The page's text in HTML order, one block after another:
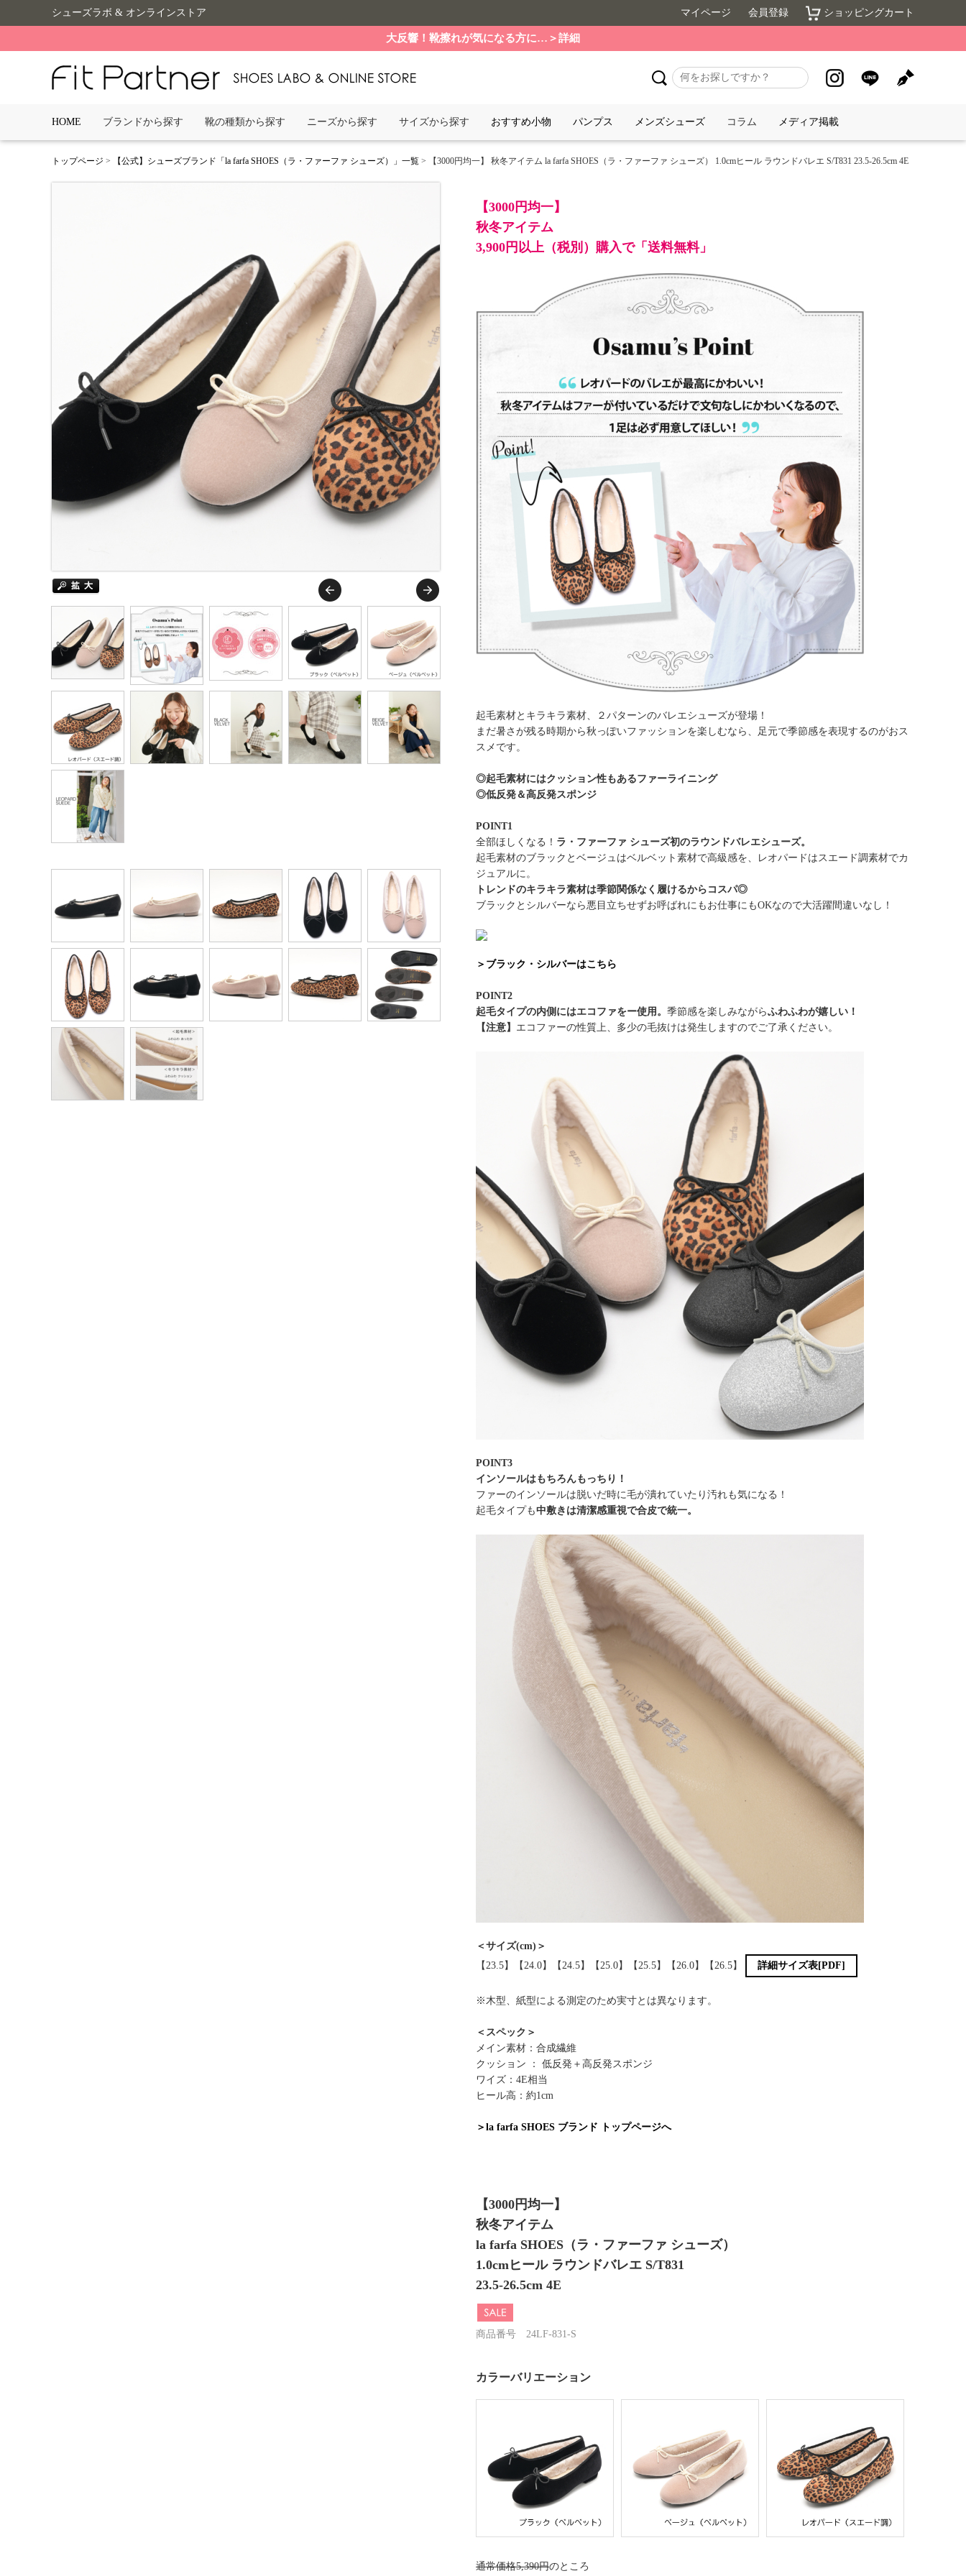
シューズラボ & オンラインストア マイページ 会員登録 ショッピングカート
大反響！靴擦れが気になる方に…＞詳細
HOME ブランドから探す 靴の種類から探す ニーズから探す サイズから探す おすすめ小物 パンプス メンズシューズ コラム メディア掲載
トップページ > 【公式】シューズブランド「la farfa SHOES（ラ・ファーファ シューズ）」一覧 > 【3000円均一】 秋冬アイテム la farfa SHOES（ラ・ファーファ シューズ） 1.0cmヒール ラウンドバレエ S/T831 23.5-26.5cm 4E
【3000円均一】
秋冬アイテム
3,900円以上（税別）購入で「送料無料」
起毛素材とキラキラ素材、２パターンのバレエシューズが登場！
まだ暑さが残る時期から秋っぽいファッションを楽しむなら、足元で季節感を表現するのがおス
スメです。
◎起毛素材にはクッション性もあるファーライニング
◎低反発＆高反発スポンジ
POINT1
全部ほしくなる！ ラ・ファーファ シューズ初のラウンドバレエシューズ。
起毛素材のブラックとベージュはベルベット素材で高級感を、レオパードはスエード調素材でカ
ジュアルに。
トレンドのキラキラ素材は季節関係なく履けるからコスパ◎
ブラックとシルバーなら悪目立ちせずお呼ばれにもお仕事にもOKなので大活躍間違いなし！
＞ブラック・シルバーはこちら
POINT2
起毛タイプの内側にはエコファをー使用。 季節感を楽しみながらふわふわが嬉しい！
【注意】 エコファーの性質上、多少の毛抜けは発生しますのでご了承ください。
POINT3
インソールはもちろんもっちり！
ファーのインソールは脱いだ時に毛が潰れていたり汚れも気になる！
起毛タイプも中敷きは清潔感重視で合皮で統一。
＜サイズ(cm)＞
【23.5】【24.0】【24.5】【25.0】【25.5】【26.0】【26.5】
詳細サイズ表[PDF]
※木型、紙型による測定のため実寸とは異なります。
＜スペック＞
メイン素材：合成繊維
クッション ： 低反発＋高反発スポンジ
ワイズ：4E相当
ヒール高：約1cm
＞la farfa SHOES ブランド トップページへ
【3000円均一】
秋冬アイテム
la farfa SHOES（ラ・ファーファ シューズ）
1.0cmヒール ラウンドバレエ S/T831
23.5-26.5cm 4E
商品番号 24LF-831-S
カラーバリエーション
通常価格5,390円のところ